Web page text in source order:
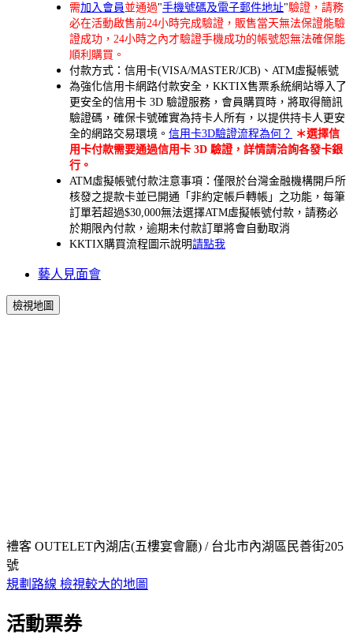
需加入會員 並通過"手機號碼及電子郵件地址"驗證，請務
必在活動啟售前24小時完成驗證，販售當天無法保證能驗
證成功，24小時之內才驗證手機成功的帳號恕無法確保能
順利購買。
付款方式：信用卡(VISA/MASTER/JCB)、ATM虛擬帳號
為強化信用卡網路付款安全，KKTIX售票系統網站導入了
更安全的信用卡 3D 驗證服務，會員購買時，將取得簡訊
驗證碼，確保卡號確實為持卡人所有，以提供持卡人更安
全的網路交易環境。 信用卡3D驗證流程為何？ ＊選擇信
用卡付款需要通過信用卡 3D 驗證，詳情請洽詢各發卡銀
行。
ATM虛擬帳號付款注意事項：僅限於台灣金融機構開戶所
核發之提款卡並已開通「非約定帳戶轉帳」之功能，每筆
訂單若超過$30,000無法選擇ATM虛擬帳號付款，請務必
於期限內付款，逾期未付款訂單將會自動取消
KKTIX購買流程圖示說明請點我
藝人見面會
檢視地圖
禮客 OUTELET內湖店(五樓宴會廳) / 台北市內湖區民善街205
號
規劃路線 檢視較大的地圖
活動票券